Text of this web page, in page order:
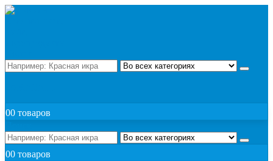
00 товаров
00 товаров